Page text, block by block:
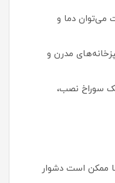
می‌توان دما و
مدرن و
سوراخ نصب،
ممکن است دشوار